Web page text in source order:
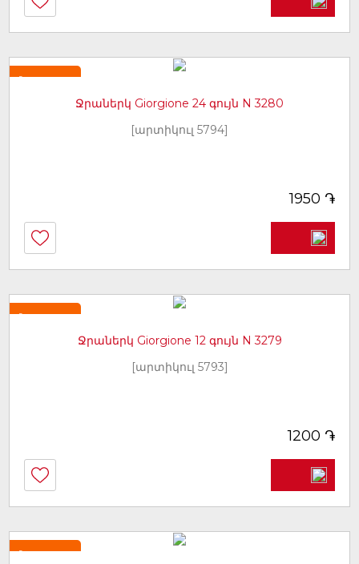
Նորույթ
Ջրաներկ Giorgione 24 գույն N 3280
[արտիկուլ 5794]
1950 ֏
Նորույթ
Ջրաներկ Giorgione 12 գույն N 3279
[արտիկուլ 5793]
1200 ֏
Նորույթ